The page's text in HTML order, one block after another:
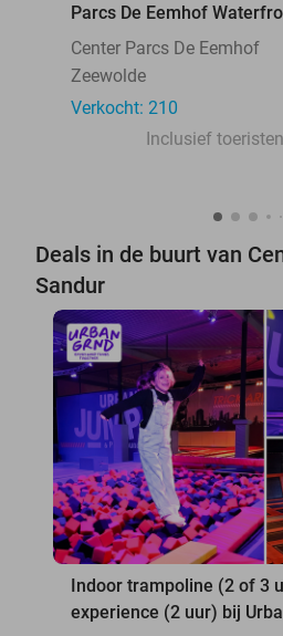
Parcs De Eemhof
Center Parcs De Eemhof
Zeewolde
Verkocht: 210
Inclusief
Deals in de buurt van
Sandur
Indoor trampoline (2 of 3
experience (2 uur) bij